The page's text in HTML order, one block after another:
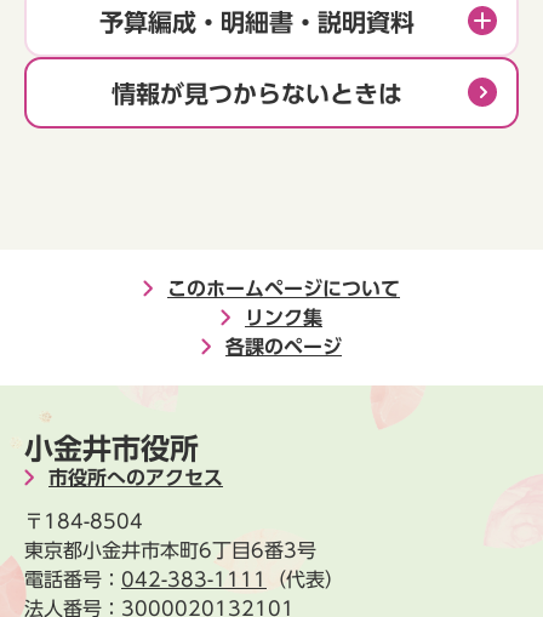
予算編成・明細書・説明資料
情報が見つからないときは
このホームページについて
リンク集
各課のページ
小金井市役所
市役所へのアクセス
〒184-8504
東京都小金井市本町6丁目6番3号
電話番号： 042-383-1111
（代表）
法人番号：3000020132101